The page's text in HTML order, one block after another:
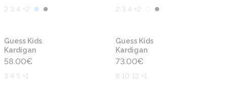
2 3 4 +2 2 3 4 +2
Guess Kids
Kardigan
58.00€
3 4 5 +1
Guess Kids
Kardigan
73.00€
8 10 12 +1